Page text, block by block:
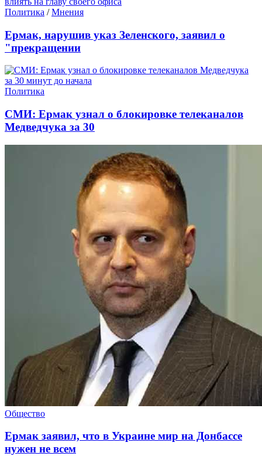
Политика /Мнения
Ермак, нарушив указ Зеленского, заявил о
"прекращении
Политика
СМИ: Ермак узнал о блокировке телеканалов
Медведчука за 30
Общество
Ермак заявил, что в Украине мир на Донбассе
нужен не всем